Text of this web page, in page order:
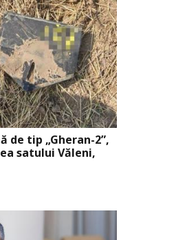
de tip „Gheran-2”,
satului Văleni,